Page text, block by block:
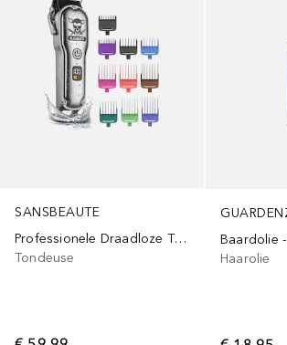
SANSBEAUTE
Professionele Draadloze Tondeuse Mannen - Hair Clipper - Haartrimmer - Baardtrimmer - Trimmer - Volledig Waterproof
Tondeuse
Baardolie
Haarolie